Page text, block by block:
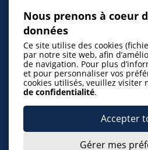
Inscrire un événement
© 2026 Gazette de la
Nous prenons à coeur
données
Ce site utilise des cookies
par notre site web, afin
de navigation. Pour plus
et pour personnaliser vos
cookies utilisés, veuillez visiter
de confidentialité.
Accepter
Gérer mes